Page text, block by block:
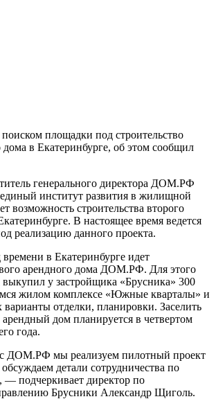
площадки под строительство
дома в Екатеринбурге, об этом сообщил
генерального директора ДОМ.РФ
институт развития в жилищной
возможность строительства второго
В настоящее время ведется
реализацию данного проекта.
в Екатеринбурге идет
арендного дома ДОМ.РФ. Для этого
выкупил у застройщика «Брусника» 300
жилом комплексе «Южные кварталы» и
варианты отделки, планировки. Заселить
дом планируется в четвертом
года.
ДОМ.РФ мы реализуем пилотный проект
детали сотрудничества по
подчеркивает директор по
Брусники Александр Щиголь.